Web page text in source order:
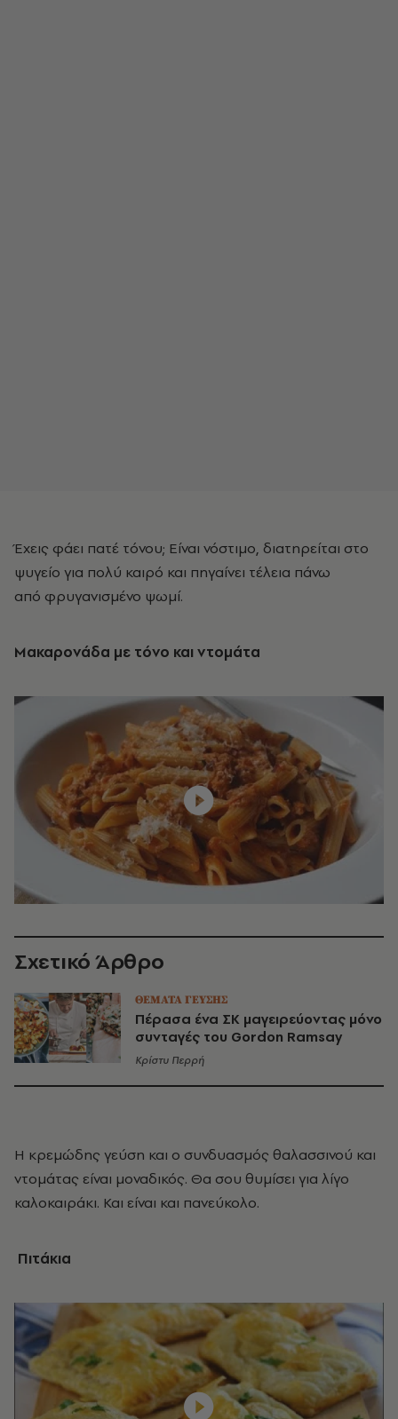
Έχεις φάει πατέ τόνου; Είναι νόστιμο, διατηρείται στο
ψυγείο για πολύ καιρό και πηγαίνει τέλεια πάνω
από φρυγανισμένο ψωμί.
Mακαρονάδα με τόνο και ντομάτα
Σχετικό Άρθρο
ΘΕΜΑΤΑ ΓΕΥΣΗΣ
Πέρασα ένα ΣΚ μαγειρεύοντας μόνο
συνταγές του Gordon Ramsay
Κρίστυ Περρή
Η κρεμώδης γεύση και ο συνδυασμός θαλασσινού και
ντομάτας είναι μοναδικός. Θα σου θυμίσει για λίγο
καλοκαιράκι. Και είναι και πανεύκολο.
Πιτάκια